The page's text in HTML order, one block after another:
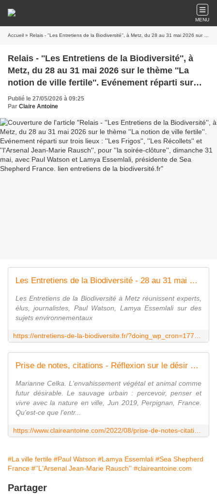
MENU
Accueil » Relais - ''Les Entretiens de la Biodiversité'', à Metz, du 28 au 31 mai 2026 sur le thème ''La notion de ville fertile''. Evénement réparti sur trois lieux : ''Les Frigos'', ''Les Récollets'' et ''l'Arsenal Jean-Marie Rausch'', pour ''la soirée-clôture'', dimanche 31 mai, avec Paul Watson et Lamya Essemlali, présidente de Sea Shepherd France. lien entretiens de la biodiversité.fr
Relais - ''Les Entretiens de la Biodiversité'', à
Metz, du 28 au 31 mai 2026 sur le thème ''La
notion de ville fertile''. Evénement réparti sur
trois lieux : ''Les Frigos'', ''Les Récollets'' et
''l'Arsenal Jean-Marie Rausch'', pour ''la soirée-
clôture'', dimanche 31 mai, avec Paul Watson et
Lamya Essemlali, présidente de Sea Shepherd
France. lien entretiens de la biodiversité.fr
Publié le 27/05/2026 à 09:25
Par Claire Antoine
Les Entretiens de la Biodiversité - 28 au 31 mai 2026 - Metz
Les Entretiens de la Biodiversité à Metz réunissent experts,
élus, journalistes, Paul Watson, Lamya Essemlali sur des
sujets environnementaux
Prise de notes, citations - Réflexion sur le désir de ''vivre avec la nature en ville'' 4 liens 1) preo.u-bourgogne,article de Marianne Celka ''(...)De l'idéal de béton au sauvage idéal''; lien 2) Je pense.org article de Adrien Choeur définition de ''l'entropie''; liens 3 et 4) ''you tube 2 chansons avec le même titre, l'une interprétée par Juliette l'autre par Mouloudji : ''Tout fout le camp'' - Le blog de claire
Marianne Celka. L'envahissement végétal et animal comme
futur désirable. Le sauvage urbain : percevoir, penser et
vivre avec la nature en ville, Jun 2019, Perpignan, France.
Qu'est-ce que l'entr...
#La ville fertile #Paul Watson #Lamya Essemlali #Sea Shepherd
France #''L'Arsenal Jean-Marie Rausch'' #claireantoine.com
Partager